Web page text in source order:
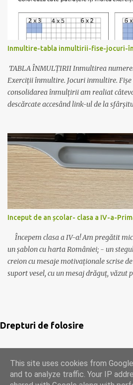
sfoară de bombonele și apoi de
trebuie să fie în interior. 😊Se
drăguț! Descarcă materialul
Inmultire-tabla inmultirii-fise-jocuri-
TABLA ÎNMULȚIRII Inmultirea
Exerciții înmultire. Jocuri inmultire.
consolidarea înmulțirii am realiat
descărcate accesând link-ul de la
cu inmultirea 😊motivarea elevilor
înmulțirii Mai multe despre pasaport
https://www.aventurilascoala.ro/
inmultirii-si.html 😊jocuri cu tabla
jocurile, pasaportul, etc aici: inmultire-
Alte idei despre înmultire: joc-eu am-
clasa a III-a joc-ghiceste cine sunt
trenuletul matematic Noi jucăm și
musca”, ”Scărița”, ”Spune primul!-cu...
Inceput de an școlar- clasa a IV-a-
Începem clasa a IV-a! Am pregătit
un șablon cu harta României; - un
creion cu mesaje motivaționale scrise
suport vesel, cu un mesaj drăguț, văzut
școlar liniștit!☺️ Mult succes! Ilona
Drepturi de folosire
Acest continut este licentiat cu
Attribution-NonCommercial-
License
This site uses cookies from
and to analyze traffic. Your IP